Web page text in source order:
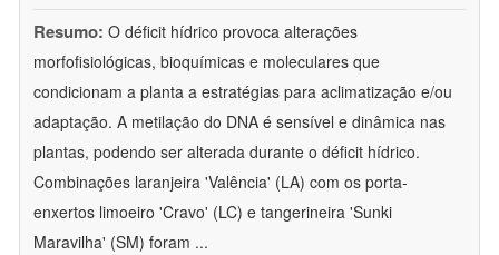
Resumo: O déficit hídrico provoca alterações
morfofisiológicas, bioquímicas e moleculares que
condicionam a planta a estratégias para aclimatização e/ou
adaptação. A metilação do DNA é sensível e dinâmica nas
plantas, podendo ser alterada durante o déficit hídrico.
Combinações laranjeira 'Valência' (LA) com os porta-
enxertos limoeiro 'Cravo' (LC) e tangerineira 'Sunki
Maravilha' (SM) foram ...